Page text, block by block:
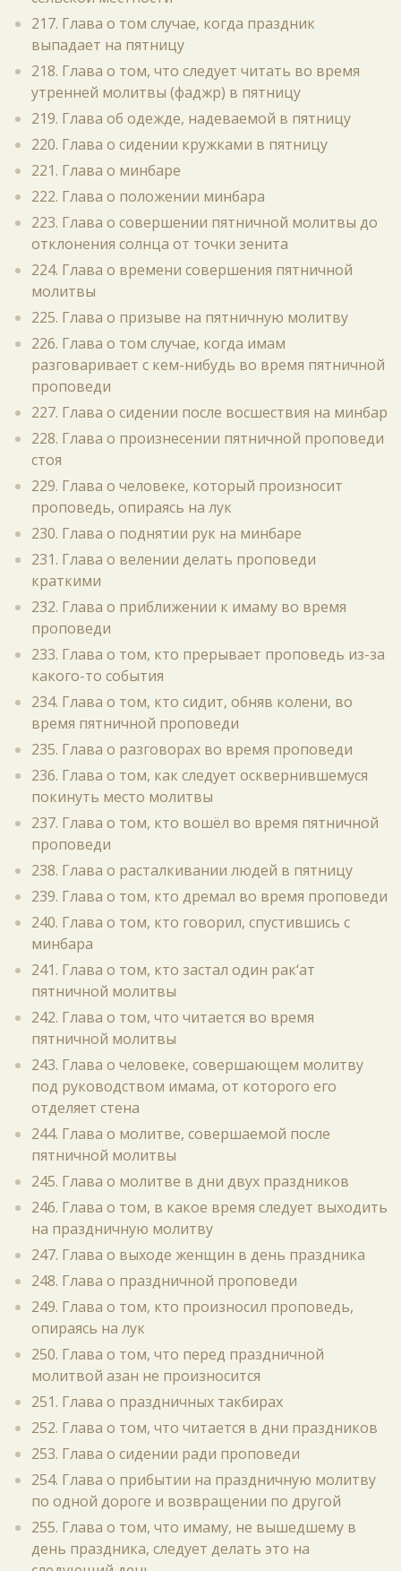
217. Глава о том случае, когда праздник
выпадает на пятницу
218. Глава о том, что следует читать во время
утренней молитвы (фаджр) в пятницу
219. Глава об одежде, надеваемой в пятницу
220. Глава о сидении кружками в пятницу
221. Глава о минбаре
222. Глава о положении минбара
223. Глава о совершении пятничной молитвы до
отклонения солнца от точки зенита
224. Глава о времени совершения пятничной
молитвы
225. Глава о призыве на пятничную молитву
226. Глава о том случае, когда имам
разговаривает с кем-нибудь во время пятничной
проповеди
227. Глава о сидении после восшествия на минбар
228. Глава о произнесении пятничной проповеди
стоя
229. Глава о человеке, который произносит
проповедь, опираясь на лук
230. Глава о поднятии рук на минбаре
231. Глава о велении делать проповеди
краткими
232. Глава о приближении к имаму во время
проповеди
233. Глава о том, кто прерывает проповедь из-за
какого-то события
234. Глава о том, кто сидит, обняв колени, во
время пятничной проповеди
235. Глава о разговорах во время проповеди
236. Глава о том, как следует осквернившемуся
покинуть место молитвы
237. Глава о том, кто вошёл во время пятничной
проповеди
238. Глава о расталкивании людей в пятницу
239. Глава о том, кто дремал во время проповеди
240. Глава о том, кто говорил, спустившись с
минбара
241. Глава о том, кто застал один рак‘ат
пятничной молитвы
242. Глава о том, что читается во время
пятничной молитвы
243. Глава о человеке, совершающем молитву
под руководством имама, от которого его
отделяет стена
244. Глава о молитве, совершаемой после
пятничной молитвы
245. Глава о молитве в дни двух праздников
246. Глава о том, в какое время следует выходить
на праздничную молитву
247. Глава о выходе женщин в день праздника
248. Глава о праздничной проповеди
249. Глава о том, кто произносил проповедь,
опираясь на лук
250. Глава о том, что перед праздничной
молитвой азан не произносится
251. Глава о праздничных такбирах
252. Глава о том, что читается в дни праздников
253. Глава о сидении ради проповеди
254. Глава о прибытии на праздничную молитву
по одной дороге и возвращении по другой
255. Глава о том, что имаму, не вышедшему в
день праздника, следует делать это на